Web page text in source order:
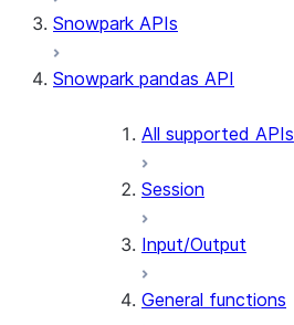
Snowpark APIs
Snowpark pandas API
All supported APIs
Session
Input/Output
General functions